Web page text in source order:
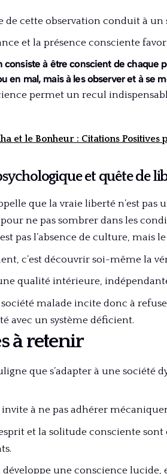
de cette observation conduit à
et la présence consciente
consiste à être conscient de chaque
en mal, mais à les observer et à se
permet un recul
et le Bonheur : Citations Positives
et quête de
que la vraie liberté n’est pas
pour ne pas sombrer dans les
pas l’absence de culture, mais
c’est découvrir soi-même la
qualité intérieure,
malade incite donc à
avec un système déficient.
à retenir
que s’adapter à une société
à ne pas adhérer
et la solitude consciente
une conscience